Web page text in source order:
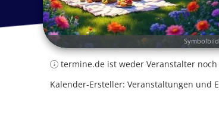
Symbolbild
termine.de ist weder Veranstalter
Kalender-Ersteller: Veranstaltungen und